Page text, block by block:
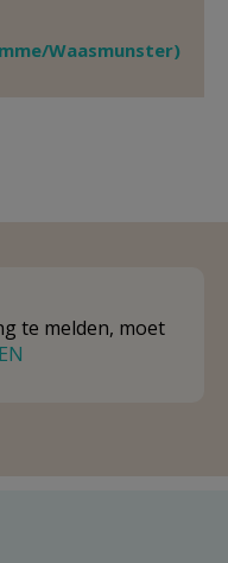
Waasmunster)
te melden, moet